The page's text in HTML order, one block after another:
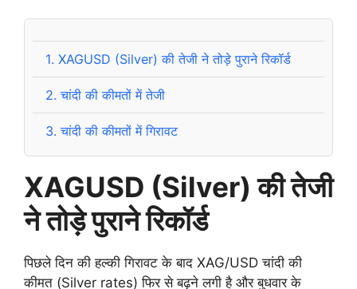
1. XAGUSD (Silver) की तेजी ने तोड़े पुराने रिकॉर्ड
2. चांदी की कीमतों में तेजी
3. चांदी की कीमतों में गिरावट
XAGUSD (Silver) की तेजी
ने तोड़े पुराने रिकॉर्ड
पिछले दिन की हल्की गिरावट के बाद XAG/USD चांदी की
कीमत (Silver rates) फिर से बढ़ने लगी है और बुधवार के